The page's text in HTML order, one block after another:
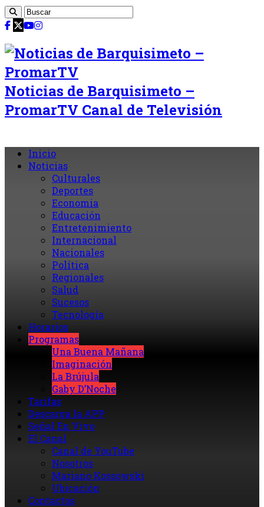
Noticias de Barquisimeto –
PromarTV Canal de Televisión
Inicio
Noticias
Culturales
Deportes
Economia
Educación
Entretenimiento
Internacional
Nacionales
Política
Regionales
Salud
Sucesos
Tecnología
Horarios
Programas
Una Buena Mañana
Imaginación
La Brújula
Gaby D’Noche
Tarifas
Descarga la APP
Señal En Vivo
El Canal
Canal de YouTube
Nosotros
Mariano Kossowski
Ubicación
Contactos